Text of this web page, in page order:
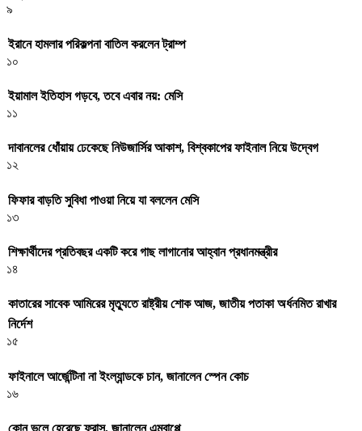
৯
ইরানে হামলার পরিকল্পনা বাতিল করলেন ট্রাম্প
১০
ইয়ামাল ইতিহাস গড়বে, তবে এবার নয়: মেসি
১১
দাবানলের ধোঁয়ায় ঢেকেছে নিউজার্সির আকাশ, বিশ্বকাপের ফাইনাল নিয়ে উদ্বেগ
১২
ফিফার বাড়তি সুবিধা পাওয়া নিয়ে যা বললেন মেসি
১৩
শিক্ষার্থীদের প্রতিবছর একটি করে গাছ লাগানোর আহ্বান প্রধানমন্ত্রীর
১৪
কাতারের সাবেক আমিরের মৃত্যুতে রাষ্ট্রীয় শোক আজ, জাতীয় পতাকা অর্ধনমিত রাখার
নির্দেশ
১৫
ফাইনালে আর্জেন্টিনা না ইংল্যান্ডকে চান, জানালেন স্পেন কোচ
১৬
কোন ভুলে হেরেছে ফ্রান্স, জানালেন এমবাপ্পে